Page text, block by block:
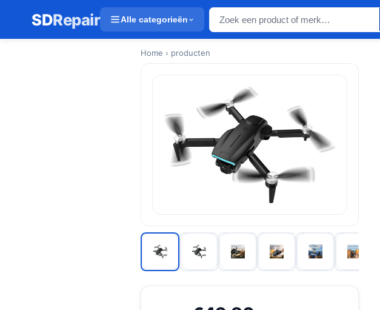
SDRepair Alle categorieën
Home › producten